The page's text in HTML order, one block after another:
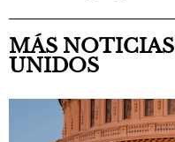
MÁS
UNIDOS